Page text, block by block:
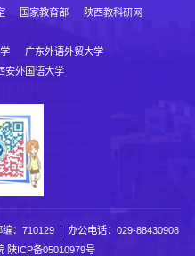
国家教育部
陕西教科研网
广东外语外贸大学
安外国语大学
：710129 | 办公电话：029-88430908
陕ICP备05010979号